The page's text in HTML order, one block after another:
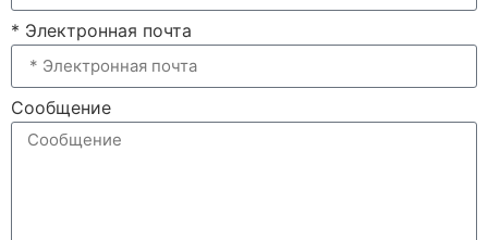
* Электронная почта
Сообщение